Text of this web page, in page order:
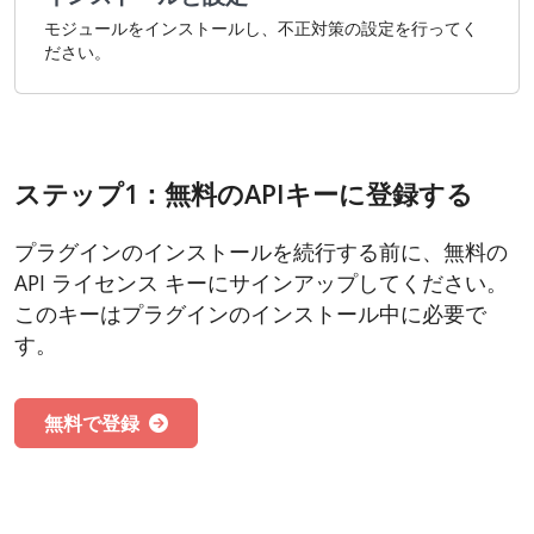
モジュールをインストールし、不正対策の設定を行ってく
ださい。
ステップ1：無料のAPIキーに登録する
プラグインのインストールを続行する前に、無料の
API ライセンス キーにサインアップしてください。
このキーはプラグインのインストール中に必要で
す。
無料で登録